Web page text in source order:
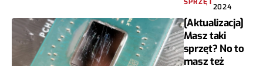
2024
[Aktualizacja]
Masz taki
sprzęt? No to
masz też